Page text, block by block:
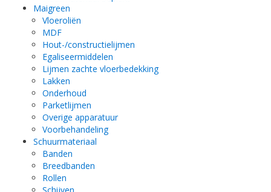
Maigreen
Vloeroliën
MDF
Hout-/constructielijmen
Egaliseermiddelen
Lijmen zachte vloerbedekking
Lakken
Onderhoud
Parketlijmen
Overige apparatuur
Voorbehandeling
Schuurmateriaal
Banden
Breedbanden
Rollen
Schijven